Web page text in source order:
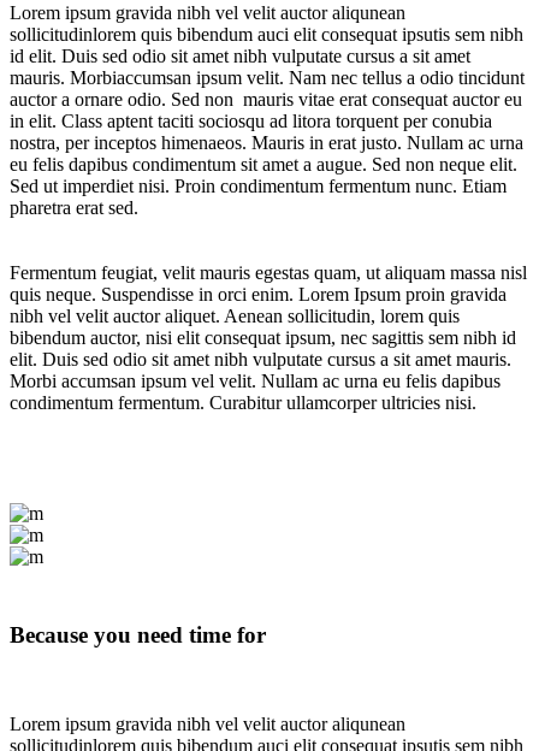
Lorem ipsum gravida nibh vel velit auctor aliqunean
sollicitudinlorem quis bibendum auci elit consequat ipsutis sem nibh
id elit. Duis sed odio sit amet nibh vulputate cursus a sit amet
mauris. Morbiaccumsan ipsum velit. Nam nec tellus a odio tincidunt
auctor a ornare odio. Sed non mauris vitae erat consequat auctor eu
in elit. Class aptent taciti sociosqu ad litora torquent per conubia
nostra, per inceptos himenaeos. Mauris in erat justo. Nullam ac urna
eu felis dapibus condimentum sit amet a augue. Sed non neque elit.
Sed ut imperdiet nisi. Proin condimentum fermentum nunc. Etiam
pharetra erat sed.
Fermentum feugiat, velit mauris egestas quam, ut aliquam massa nisl
quis neque. Suspendisse in orci enim. Lorem Ipsum proin gravida
nibh vel velit auctor aliquet. Aenean sollicitudin, lorem quis
bibendum auctor, nisi elit consequat ipsum, nec sagittis sem nibh id
elit. Duis sed odio sit amet nibh vulputate cursus a sit amet mauris.
Morbi accumsan ipsum vel velit. Nullam ac urna eu felis dapibus
condimentum fermentum. Curabitur ullamcorper ultricies nisi.
Because you need time for
Lorem ipsum gravida nibh vel velit auctor aliqunean
sollicitudinlorem quis bibendum auci elit consequat ipsutis sem nibh